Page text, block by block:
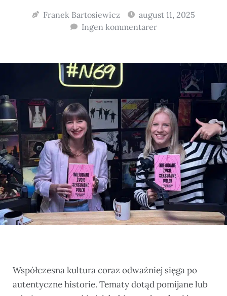
Franek Bartosiewicz
august 11, 2025
Ingen kommentarer
Współczesna kultura coraz odważniej sięga po
autentyczne historie. Tematy dotąd pomijane lub